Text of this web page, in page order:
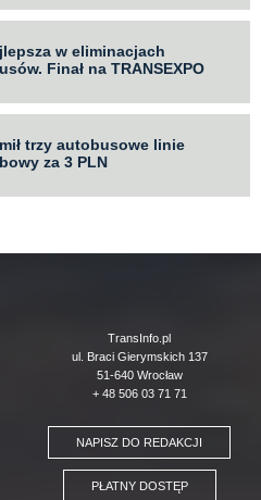
w eliminacjach
Finał na TRANSEXPO
trzy autobusowe linie
za 3 PLN
TransInfo.pl
ul. Braci Gierymskich 137
51-640 Wrocław
+ 48 506 03 71 71
NAPISZ DO REDAKCJI
PŁATNY DOSTĘP